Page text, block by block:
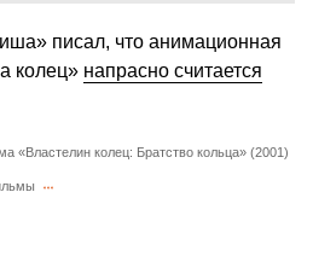
писал, что анимационная
колец» напрасно считается
«Властелин колец: Братство кольца» (2001)